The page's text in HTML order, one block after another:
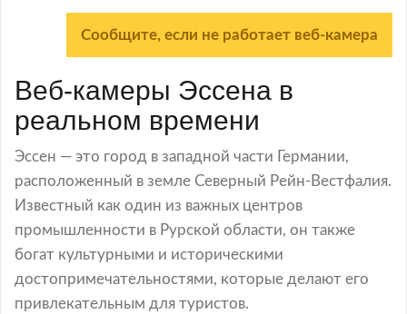
Сообщите, если не работает веб-камера
Веб-камеры Эссена в
реальном времени
Эссен — это город в западной части Германии,
расположенный в земле Северный Рейн-Вестфалия.
Известный как один из важных центров
промышленности в Рурской области, он также
богат культурными и историческими
достопримечательностями, которые делают его
привлекательным для туристов.